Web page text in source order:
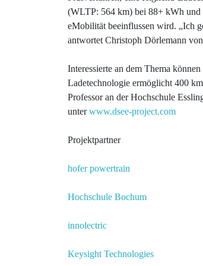
(WLTP: 564 km) bei 88+ kWh und
eMobilität beeinflussen wird. „Ich
antwortet Christoph Dörlemann
Interessierte an dem Thema
Ladetechnologie ermöglicht 400
Professor an der Hochschule
unterwww.dsee-project.com
Projektpartner
hofer powertrain
Hochschule Bochum
innolectric
Keysight Technologies